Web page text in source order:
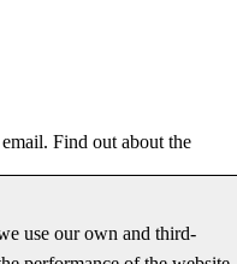
Find out about the
use our own and third-